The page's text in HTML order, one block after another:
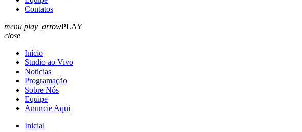
Contatos
menu play_arrowPLAY
close
Início
Studio ao Vivo
Noticias
Programação
Sobre Nós
Equipe
Anuncie Aqui
Inicial